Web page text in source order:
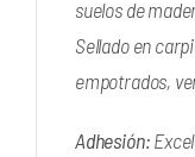
suelos de
Sellado en
empotrados,
Adhesión: